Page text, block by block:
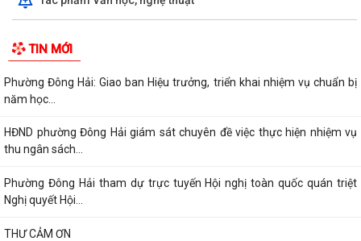
TIN MỚI
Phường Đông Hải: Giao ban Hiệu trưởng, triển khai nhiệm vụ chuẩn bị
năm học...
HĐND phường Đông Hải giám sát chuyên đề việc thực hiện nhiệm vụ
thu ngân sách...
Phường Đông Hải tham dự trực tuyến Hội nghị toàn quốc quán triệt
Nghị quyết Hội...
THƯ CẢM ƠN